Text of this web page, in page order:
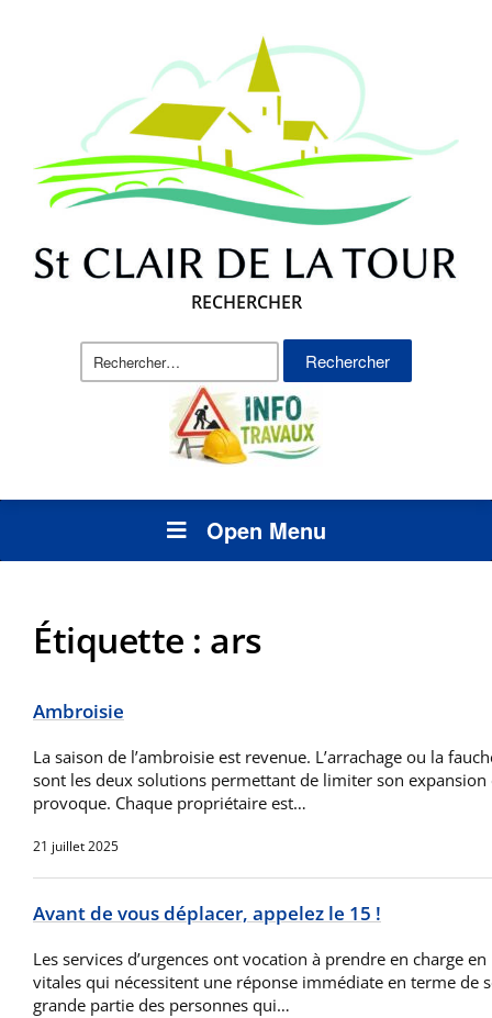
RECHERCHER
Rechercher :
Open Menu
Étiquette : ars
Ambroisie
La saison de l’ambroisie est revenue. L’arrachage ou la
sont les deux solutions permettant de limiter son expansion
provoque. Chaque propriétaire est…
21 juillet 2025
Avant de vous déplacer, appelez le 15 !
Les services d’urgences ont vocation à prendre en charge
vitales qui nécessitent une réponse immédiate en terme de
grande partie des personnes qui…